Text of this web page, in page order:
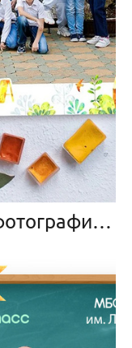
Школьный сад общая фотография и портрет